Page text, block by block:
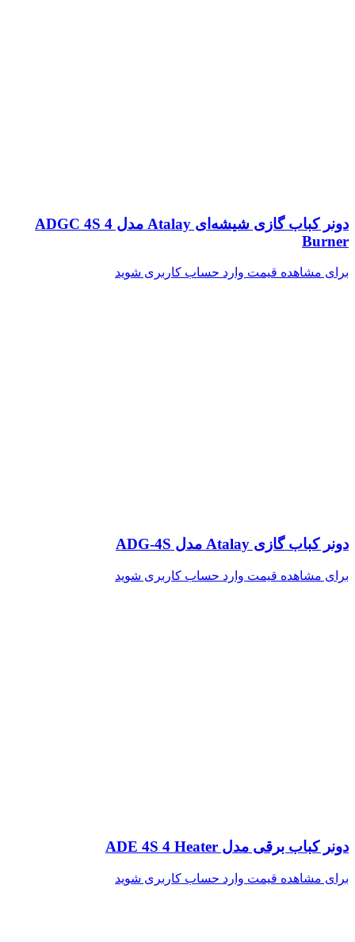
دونر کباب گازی شیشه‌ای Atalay مدل ADGC 4S 4
Burner
برای مشاهده قیمت وارد حساب کاربری شوید
دونر کباب گازی Atalay مدل ADG-4S
برای مشاهده قیمت وارد حساب کاربری شوید
دونر کباب برقی مدل ADE 4S 4 Heater
برای مشاهده قیمت وارد حساب کاربری شوید